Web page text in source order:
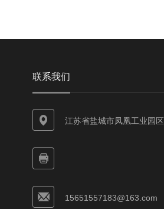
联系我们
江苏省盐城市凤凰工业园区
15651557183@163.com